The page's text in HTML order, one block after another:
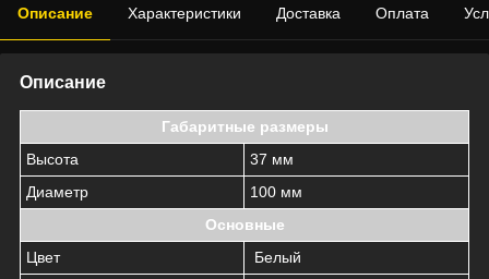
Описание Характеристики Доставка Оплата
Описание
Габаритные размеры
Высота
37 мм
Диаметр
100 мм
Основные
Цвет
Белый